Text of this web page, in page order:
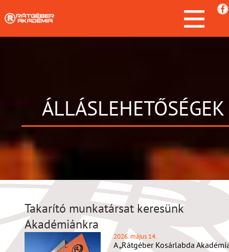
ÁLLÁSLEHETŐSÉGEK
Takarító munkatársat keresünk
Akadémiánkra
2026. május 14.
A „Rátgéber Kosárlabda